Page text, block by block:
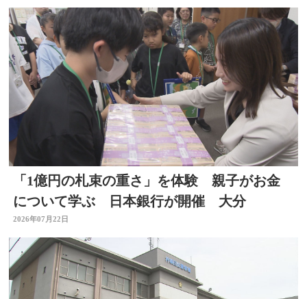
「1億円の札束の重さ」を体験 親子がお金
について学ぶ 日本銀行が開催 大分
2026年07月22日